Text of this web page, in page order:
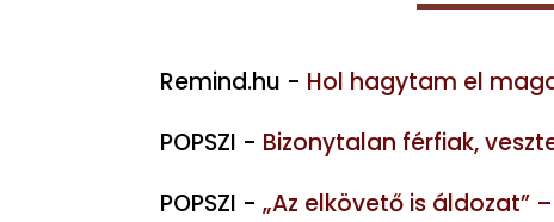
Remind.hu - Hol hagytam el
POPSZI - Bizonytalan férfiak,
POPSZI -„Az elkövető is áldozat”